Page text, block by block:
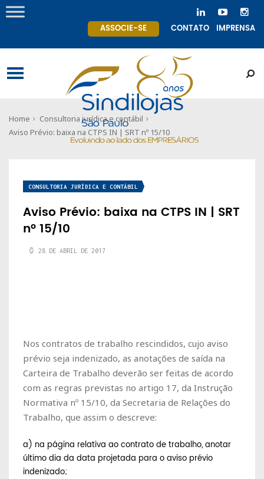
ASSOCIE-SE CONTATO IMPRENSA
Home
Consultoria jurídica e contábil
Aviso Prévio: baixa na CTPS IN | SRT nº 15/10
CONSULTORIA JURÍDICA E CONTÁBIL
Aviso Prévio: baixa na CTPS IN | SRT
nº 15/10
28 DE ABRIL DE 2017
Nos contratos de trabalho rescindidos, cujo aviso
prévio seja indenizado, as anotações de saída na
Carteira de Trabalho deverão ser feitas de acordo
com as regras previstas no artigo 17, da Instrução
Normativa nº 15/10, da Secretaria de Relações do
Trabalho, que assim o descreve:
a) na página relativa ao contrato de trabalho, anotar
último dia da data projetada para o aviso prévio
indenizado;